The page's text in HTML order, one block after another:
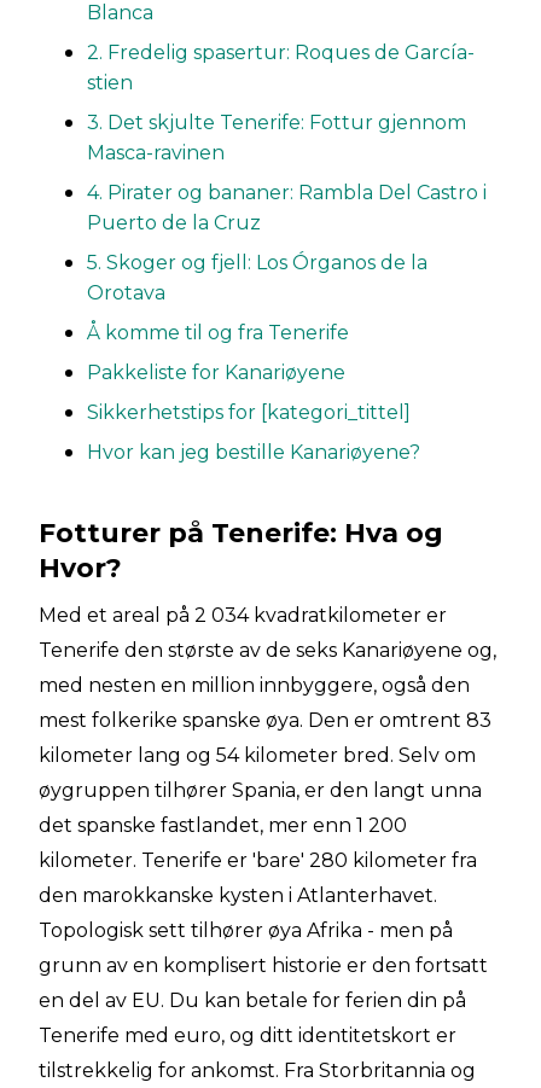
Blanca
2. Fredelig spasertur: Roques de García-
stien
3. Det skjulte Tenerife: Fottur gjennom
Masca-ravinen
4. Pirater og bananer: Rambla Del Castro i
Puerto de la Cruz
5. Skoger og fjell: Los Órganos de la
Orotava
Å komme til og fra Tenerife
Pakkeliste for Kanariøyene
Sikkerhetstips for [kategori_tittel]
Hvor kan jeg bestille Kanariøyene?
Fotturer på Tenerife: Hva og
Hvor?
Med et areal på 2 034 kvadratkilometer er
Tenerife den største av de seks Kanariøyene og,
med nesten en million innbyggere, også den
mest folkerike spanske øya. Den er omtrent 83
kilometer lang og 54 kilometer bred. Selv om
øygruppen tilhører Spania, er den langt unna
det spanske fastlandet, mer enn 1 200
kilometer. Tenerife er 'bare' 280 kilometer fra
den marokkanske kysten i Atlanterhavet.
Topologisk sett tilhører øya Afrika - men på
grunn av en komplisert historie er den fortsatt
en del av EU. Du kan betale for ferien din på
Tenerife med euro, og ditt identitetskort er
tilstrekkelig for ankomst. Fra Storbritannia og